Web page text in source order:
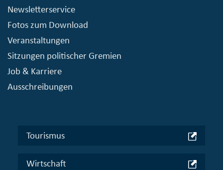
Newsletterservice
Fotos zum Download
Veranstaltungen
Sitzungen politischer Gremien
Job & Karriere
Ausschreibungen
Tourismus
Wirtschaft